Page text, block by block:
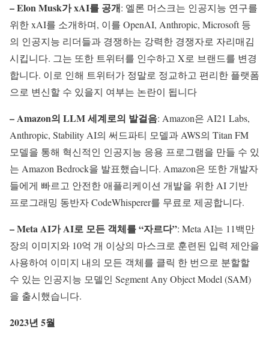
– Elon Musk가 xAI를 공개: 엘론 머스크는 인공지능 연구를
위한 xAI를 소개하며, 이를 OpenAI, Anthropic, Microsoft 등
의 인공지능 리더들과 경쟁하는 강력한 경쟁자로 자리매김
시킵니다. 그는 또한 트위터를 인수하고 X로 브랜드를 변경
합니다. 이로 인해 트위터가 정말로 정교하고 편리한 플랫폼
으로 변신할 수 있을지 여부는 논란이 됩니다
– Amazon의 LLM 세계로의 발걸음: Amazon은 AI21 Labs,
Anthropic, Stability AI의 써드파티 모델과 AWS의 Titan FM
모델을 통해 혁신적인 인공지능 응용 프로그램을 만들 수 있
는 Amazon Bedrock을 발표했습니다. Amazon은 또한 개발자
들에게 빠르고 안전한 애플리케이션 개발을 위한 AI 기반
프로그래밍 동반자 CodeWhisperer를 무료로 제공합니다.
– Meta AI가 AI로 모든 객체를 “자르다”: Meta AI는 11백만
장의 이미지와 10억 개 이상의 마스크로 훈련된 입력 제안을
사용하여 이미지 내의 모든 객체를 클릭 한 번으로 분할할
수 있는 인공지능 모델인 Segment Any Object Model (SAM)
을 출시했습니다.
2023년 5월